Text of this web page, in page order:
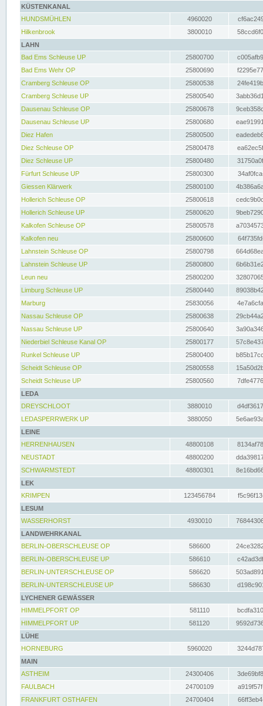
KÜSTENKANAL
HUNDSMÜHLEN
4960020
Hilkenbrook
3800010
LAHN
Bad Ems Schleuse UP
25800700
Bad Ems Wehr OP
25800690
Cramberg Schleuse OP
25800538
Cramberg Schleuse UP
25800540
Dausenau Schleuse OP
25800678
Dausenau Schleuse UP
25800680
Diez Hafen
25800500
Diez Schleuse OP
25800478
Diez Schleuse UP
25800480
Fürfurt Schleuse UP
25800300
Giessen Klärwerk
25800100
Hollerich Schleuse OP
25800618
Hollerich Schleuse UP
25800620
Kalkofen Schleuse OP
25800578
Kalkofen neu
25800600
Lahnstein Schleuse OP
25800798
Lahnstein Schleuse UP
25800800
Leun neu
25800200
Limburg Schleuse UP
25800440
Marburg
25830056
Nassau Schleuse OP
25800638
Nassau Schleuse UP
25800640
Niederbiel Schleuse Kanal OP
25800177
Runkel Schleuse UP
25800400
Scheidt Schleuse OP
25800558
Scheidt Schleuse UP
25800560
LEDA
DREYSCHLOOT
3880010
LEDASPERRWERK UP
3880050
LEINE
HERRENHAUSEN
48800108
NEUSTADT
48800200
SCHWARMSTEDT
48800301
LEK
KRIMPEN
123456784
LESUM
WASSERHORST
4930010
LANDWEHRKANAL
BERLIN-OBERSCHLEUSE OP
586600
BERLIN-OBERSCHLEUSE UP
586610
BERLIN-UNTERSCHLEUSE OP
586620
BERLIN-UNTERSCHLEUSE UP
586630
LYCHENER GEWÄSSER
HIMMELPFORT OP
581110
HIMMELPFORT UP
581120
LÜHE
HORNEBURG
5960020
MAIN
ASTHEIM
24300406
FAULBACH
24700109
FRANKFURT OSTHAFEN
24700404